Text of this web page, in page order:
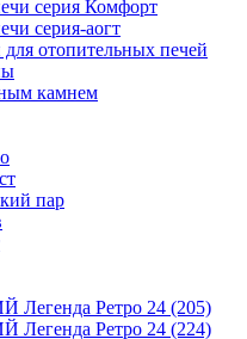
серия Комфорт
серия-аогт
отопительных печей
камнем
пар
Легенда Ретро 24 (205)
Легенда Ретро 24 (224)